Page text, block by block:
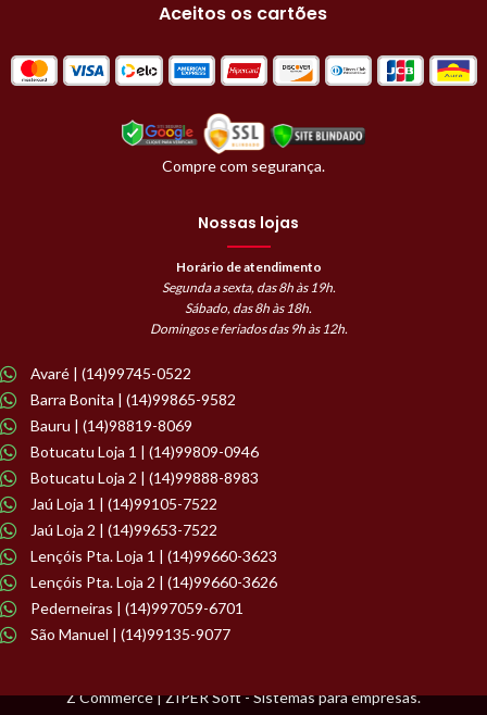
Aceitos os cartões
Compre com segurança.
Nossas lojas
Horário de atendimento
Segunda a sexta, das 8h às 19h.
Sábado, das 8h às 18h.
Domingos e feriados das 9h às 12h.
Avaré | (14)99745-0522
Barra Bonita | (14)99865-9582
Bauru | (14)98819-8069
Botucatu Loja 1 | (14)99809-0946
Botucatu Loja 2 | (14)99888-8983
Jaú Loja 1 | (14)99105-7522
Jaú Loja 2 | (14)99653-7522
Lençóis Pta. Loja 1 | (14)99660-3623
Lençóis Pta. Loja 2 | (14)99660-3626
Pederneiras | (14)997059-6701
São Manuel | (14)99135-9077
Z Commerce | ZIPER Soft - Sistemas para empresas.